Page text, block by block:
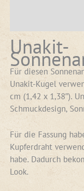
Unakit-
Für diesen
Unakit-Kugel
cm (1,42 x 1,38″).
Schmuckdesign,
Für die Fassung
Kupferdraht
habe. Dadurch
Look.